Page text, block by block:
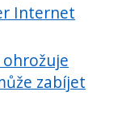
Internet
ohrožuje
zabíjet